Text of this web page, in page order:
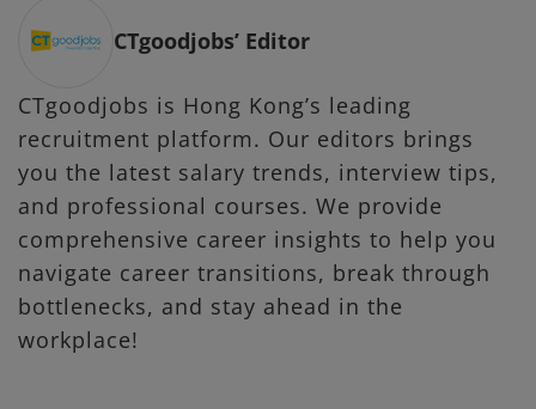
CTgoodjobs’ Editor
CTgoodjobs is Hong Kong’s leading
recruitment platform. Our editors brings
you the latest salary trends, interview tips,
and professional courses. We provide
comprehensive career insights to help you
navigate career transitions, break through
bottlenecks, and stay ahead in the
workplace!